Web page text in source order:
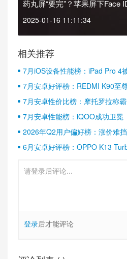
药丸屏“要完”？苹果屏下Face
2025-01-16 11:11:34
相关推荐
7月iOS设备性能榜：iPad Pro 4
7月安卓好评榜：REDMI K90至
半壁江山
7月安卓性价比榜：摩托罗拉称
7月安卓性能榜：iQOO成功卫冕
2026年Q2用户偏好榜：涨价难
6月安卓好评榜：OPPO K13
登录后才能评论